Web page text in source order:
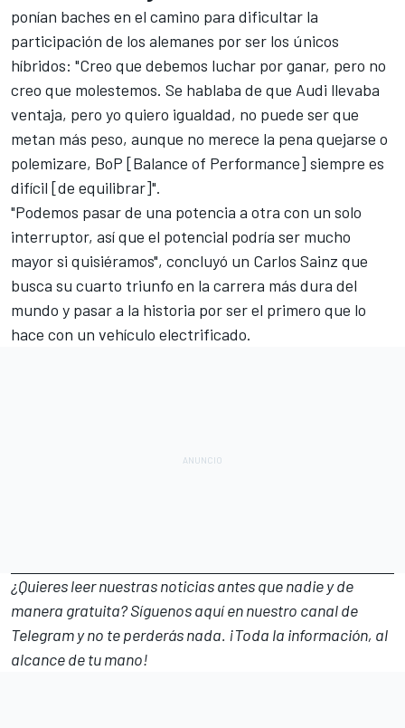
ponían baches en el camino para dificultar la
participación de los alemanes por ser los únicos
híbridos: "Creo que debemos luchar por ganar, pero no
creo que molestemos. Se hablaba de que Audi llevaba
ventaja, pero yo quiero igualdad, no puede ser que
metan más peso, aunque no merece la pena quejarse o
polemizare, BoP [Balance of Performance] siempre es
difícil [de equilibrar]".
"Podemos pasar de una potencia a otra con un solo
interruptor, así que el potencial podría ser mucho
mayor si quisiéramos", concluyó un Carlos Sainz que
busca su cuarto triunfo en la carrera más dura del
mundo y pasar a la historia por ser el primero que lo
hace con un vehículo electrificado.
¿Quieres leer nuestras noticias antes que nadie y de
manera gratuita? Síguenosaquí en nuestro canal de
Telegramy no te perderás nada. ¡Toda la información, al
alcance de tu mano!